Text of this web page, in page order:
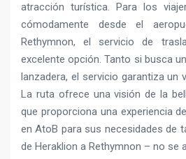
atracción turística. Para los
cómodamente desde el
Rethymnon, el servicio de
excelente opción. Tanto si busca
lanzadera, el servicio garantiza un
La ruta ofrece una visión de la
que proporciona una experiencia
en AtoB para sus necesidades de
de Heraklion a Rethymnon – no se